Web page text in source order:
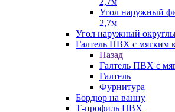
Угол наружный
2,7м
Угол наружный
Галтель ПВХ с мягким
Назад
Галтель ПВХ с
Галтель
Фурнитура
Бордюр на ванну
Т-профиль ПВХ